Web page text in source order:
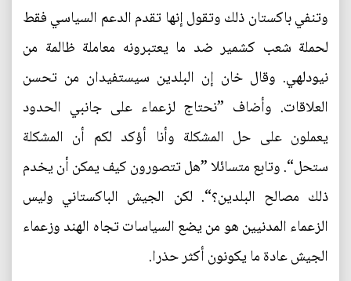
وتنفي باكستان ذلك وتقول إنها تقدم الدعم السياسي فقط
لحملة شعب كشمير ضد ما يعتبرونه معاملة ظالمة من
نيودلهي. وقال خان إن البلدين سيستفيدان من تحسن
العلاقات. وأضاف ”نحتاج لزعماء على جانبي الحدود
يعملون على حل المشكلة وأنا أؤكد لكم أن المشكلة
ستحل“. وتابع متسائلا ”هل تتصورون كيف يمكن أن يخدم
ذلك مصالح البلدين؟“. لكن الجيش الباكستاني وليس
الزعماء المدنيين هو من يضع السياسات تجاه الهند وزعماء
الجيش عادة ما يكونون أكثر حذرا.